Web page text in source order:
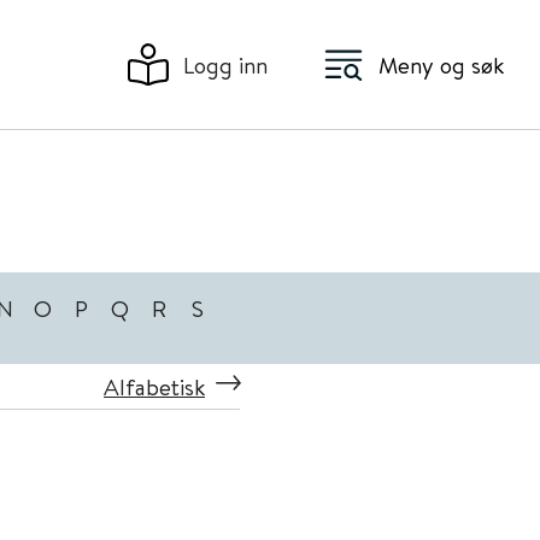
Logg inn Meny og søk
O P Q R S
Alfabetisk